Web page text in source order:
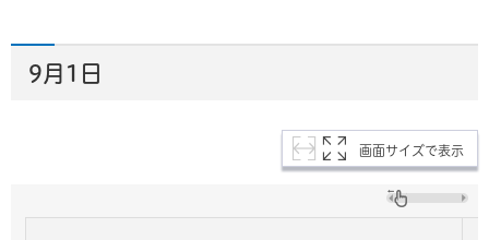
9月1日
画面サイズで表示